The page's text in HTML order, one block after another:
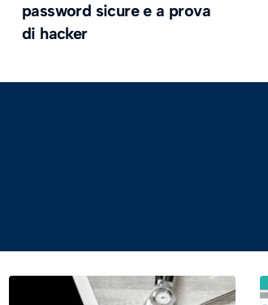
password sicure e a prova
di hacker